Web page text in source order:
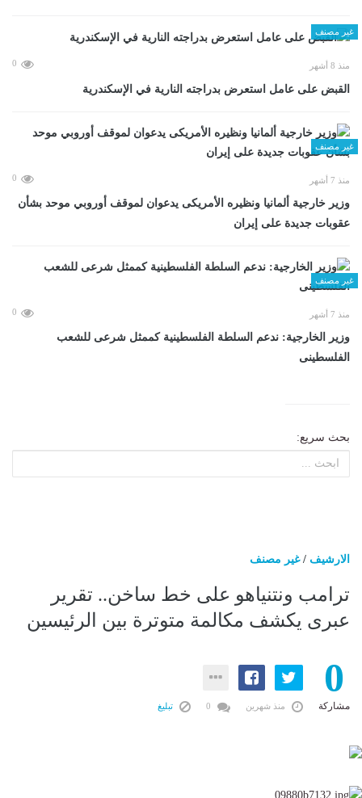
غير مصنف
منذ 8 أشهر 0
القبض على عامل استعرض بدراجته النارية في الإسكندرية
غير مصنف
منذ 7 أشهر 0
وزير خارجية ألمانيا ونظيره الأمريكى يدعوان لموقف أوروبي موحد بشأن
عقوبات جديدة على إيران
غير مصنف
منذ 7 أشهر 0
وزير الخارجية: ندعم السلطة الفلسطينية كممثل شرعى للشعب
الفلسطينى
بحث سريع:
الارشيف /غير مصنف
ترامب ونتنياهو على خط ساخن.. تقرير
عبرى يكشف مكالمة متوترة بين الرئيسين
0
مشاركة منذ شهرين تبليغ